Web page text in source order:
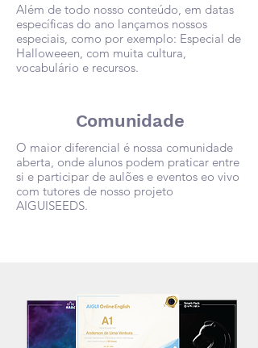
Além de todo nosso conteúdo, em datas
específicas do ano lançamos nossos
especiais, como por exemplo: Especial de
Halloweeen, com muita cultura,
vocabulário e recursos.
Comunidade
O maior diferencial é nossa comunidade
aberta, onde alunos podem praticar entre
si e participar de aulões e eventos eo vivo
com tutores de nosso projeto
AIGUISEEDS.